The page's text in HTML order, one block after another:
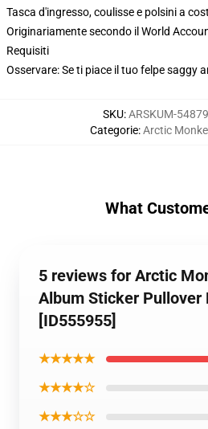
Tasca d'ingresso, coulisse e polsini a
Originariamente secondo il World
Requisiti
Osservare: Se ti piace il tuo felpe saggy
SKU:ARSKUM-
Categorie:Arctic
What
5 reviews for Arctic
Album Sticker Pullover
[ID555955]
★★★★★
★★★★☆
★★★☆☆